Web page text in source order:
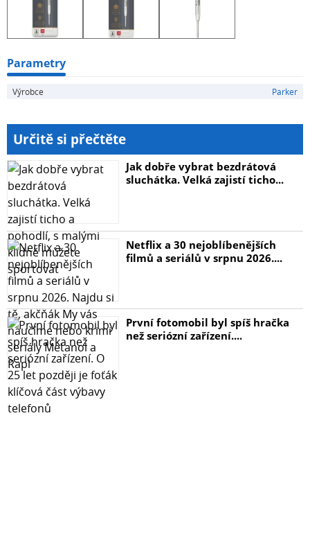
Parametry
Výrobce Parker
Určitě si přečtěte
Jak dobře vybrat bezdrátová
sluchátka. Velká zajistí ticho...
Netflix a 30 nejoblíbenějších
filmů a seriálů v srpnu 2026....
První fotomobil byl spíš hračka
než seriózní zařízení....